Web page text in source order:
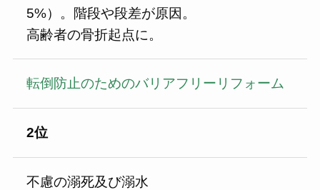
5%）。階段や段差が原因。
高齢者の骨折起点に。
転倒防止のためのバリアフリーリフォーム
2位
不慮の溺死及び溺水